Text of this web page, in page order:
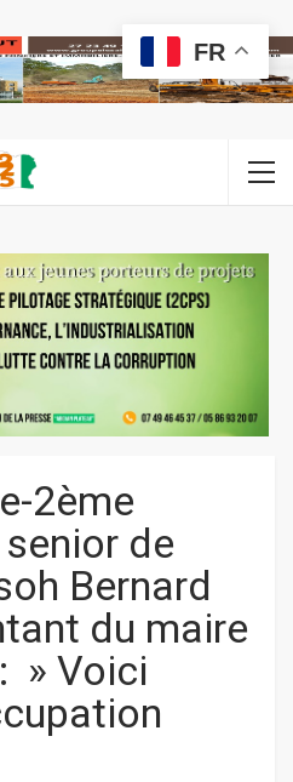
2ème
de
Bernard
du maire
» Voici
FR